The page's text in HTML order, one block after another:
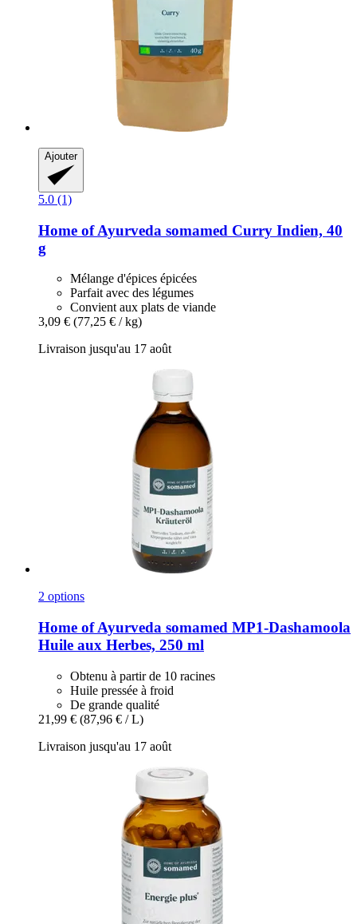
Ajouter
5.0 (1)
Home of Ayurveda somamed Curry Indien, 40
g
Mélange d'épices épicées
Parfait avec des légumes
Convient aux plats de viande
3,09 € (77,25 € / kg)
Livraison jusqu'au 17 août
2 options
Home of Ayurveda somamed MP1-​Dashamoola
Huile aux Herbes, 250 ml
Obtenu à partir de 10 racines
Huile pressée à froid
De grande qualité
21,99 € (87,96 € / L)
Livraison jusqu'au 17 août